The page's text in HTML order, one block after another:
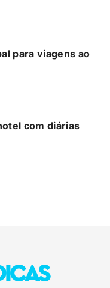
para viagens ao
com diárias